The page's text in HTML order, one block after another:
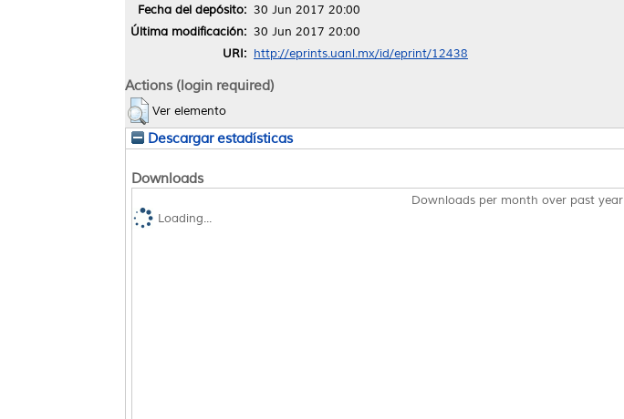
Fecha del depósito: 30 Jun 2017 20:00
Última modificación: 30 Jun 2017 20:00
URI: http://eprints.uanl.mx/id/eprint/12438
Actions (login required)
Ver elemento
Descargar estadísticas
Downloads
Downloads per month over past year
Loading...